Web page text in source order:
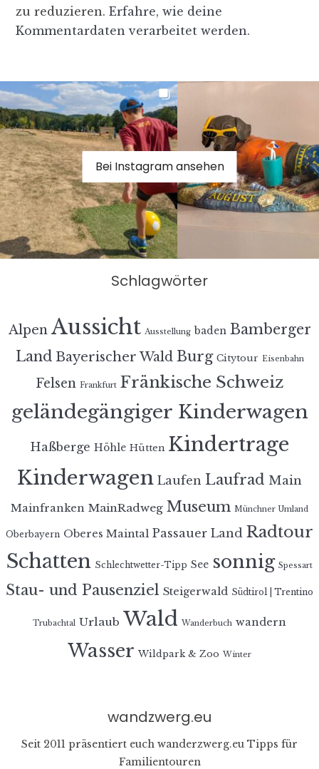
zu reduzieren. Erfahre, wie deine
Kommentardaten verarbeitet werden.
Bei Instagram ansehen
Schlagwörter
Alpen Aussicht Ausstellung baden Bamberger
Land Bayerischer Wald Burg Citytour Eisenbahn
Felsen Frankfurt Fränkische Schweiz
geländegängiger Kinderwagen
Haßberge Höhle Hütten Kindertrage
Kinderwagen Laufen Laufrad Main
Mainfranken MainRadweg Museum Münchner Umland
Oberbayern Oberes Maintal Passauer Land Radtour
Schatten Schlechtwetter-Tipp See sonnig Spessart
Stau- und Pausenziel Steigerwald Südtirol | Trentino
Trubachtal Urlaub Wald Wanderbuch wandern
Wasser Wildpark & Zoo Winter
wandzwerg.eu
Seit 2011 präsentiert euch wanderzwerg.eu Tipps für
Familientouren